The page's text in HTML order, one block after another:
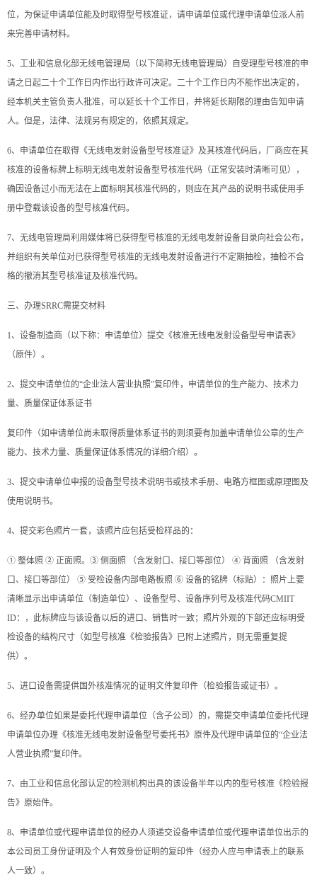
位，为保证申请单位能及时取得型号核准证，请申请单位或代理申请单位派人前
来完善申请材料。
5、工业和信息化部无线电管理局（以下简称无线电管理局）自受理型号核准的申
请之日起二十个工作日内作出行政许可决定。二十个工作日内不能作出决定的，
经本机关主管负责人批准，可以延长十个工作日，并将延长期限的理由告知申请
人。但是，法律、法规另有规定的，依照其规定。
6、申请单位在取得《无线电发射设备型号核准证》及其核准代码后，厂商应在其
核准的设备标牌上标明无线电发射设备型号核准代码（正常安装时清晰可见），
确因设备过小而无法在上面标明其核准代码的，则应在其产品的说明书或使用手
册中登载该设备的型号核准代码。
7、无线电管理局利用媒体将已获得型号核准的无线电发射设备目录向社会公布，
并组织有关单位对已获得型号核准的无线电发射设备进行不定期抽检，抽检不合
格的撤消其型号核准证及核准代码。
三、办理SRRC需提交材料
1、设备制造商（以下称：申请单位）提交《核准无线电发射设备型号申请表》
（原件）。
2、提交申请单位的“企业法人营业执照”复印件，申请单位的生产能力、技术力
量、质量保证体系证书
复印件（如申请单位尚未取得质量体系证书的则须要有加盖申请单位公章的生产
能力、技术力量、质量保证体系情况的详细介绍）。
3、提交申请单位申报的设备型号技术说明书或技术手册、电路方框图或原理图及
使用说明书。
4、提交彩色照片一套，该照片应包括受检样品的：
① 整体照 ② 正面照。③ 侧面照 （含发射口、接口等部位） ④ 背面照 （含发射
口、接口等部位） ⑤ 受检设备内部电路板照 ⑥ 设备的铭牌（标贴）：照片上要
清晰显示出申请单位（制造单位）、设备型号、设备序列号及核准代码CMIIT
ID：，此标牌应与该设备以后的进口、销售时一致；照片外观的下部还应标明受
检设备的结构尺寸（如型号核准《检验报告》已附上述照片，则无需重复提
供）。
5、进口设备需提供国外核准情况的证明文件复印件（检验报告或证书）。
6、经办单位如果是委托代理申请单位（含子公司）的，需提交申请单位委托代理
申请单位办理《核准无线电发射设备型号委托书》原件及代理申请单位的“企业法
人营业执照”复印件。
7、由工业和信息化部认定的检测机构出具的该设备半年以内的型号核准《检验报
告》原始件。
8、申请单位或代理申请单位的经办人须递交设备申请单位或代理申请单位出示的
本公司员工身份证明及个人有效身份证明的复印件（经办人应与申请表上的联系
人一致）。